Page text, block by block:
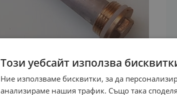
Този уебсайт използва
Ние използваме бисквитки, за да
анализираме нашия трафик. Също така